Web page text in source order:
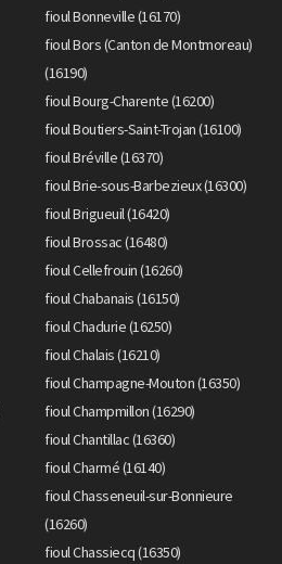
fioul Bonneville (16170)
fioul Bors (Canton de Montmoreau)
(16190)
fioul Bourg-Charente (16200)
fioul Boutiers-Saint-Trojan (16100)
fioul Bréville (16370)
fioul Brie-sous-Barbezieux (16300)
fioul Brigueuil (16420)
fioul Brossac (16480)
fioul Cellefrouin (16260)
fioul Chabanais (16150)
fioul Chadurie (16250)
fioul Chalais (16210)
fioul Champagne-Mouton (16350)
fioul Champmillon (16290)
fioul Chantillac (16360)
fioul Charmé (16140)
fioul Chasseneuil-sur-Bonnieure
(16260)
fioul Chassiecq (16350)